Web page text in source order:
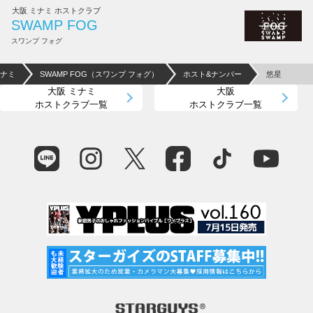
大阪 ミナミ ホストクラブ
SWAMP FOG
スワンプ フォグ
ミ SWAMP FOG（スワンプ フォグ） ホスト&ナンバー 悠星
大阪 ミナミ
ホストクラブ一覧
大阪
ホストクラブ一覧